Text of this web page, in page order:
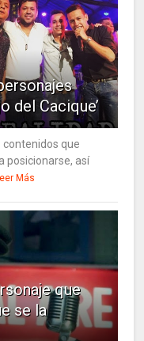
del Cacique’
contenidos que
posicionarse, así
Más
que
se la